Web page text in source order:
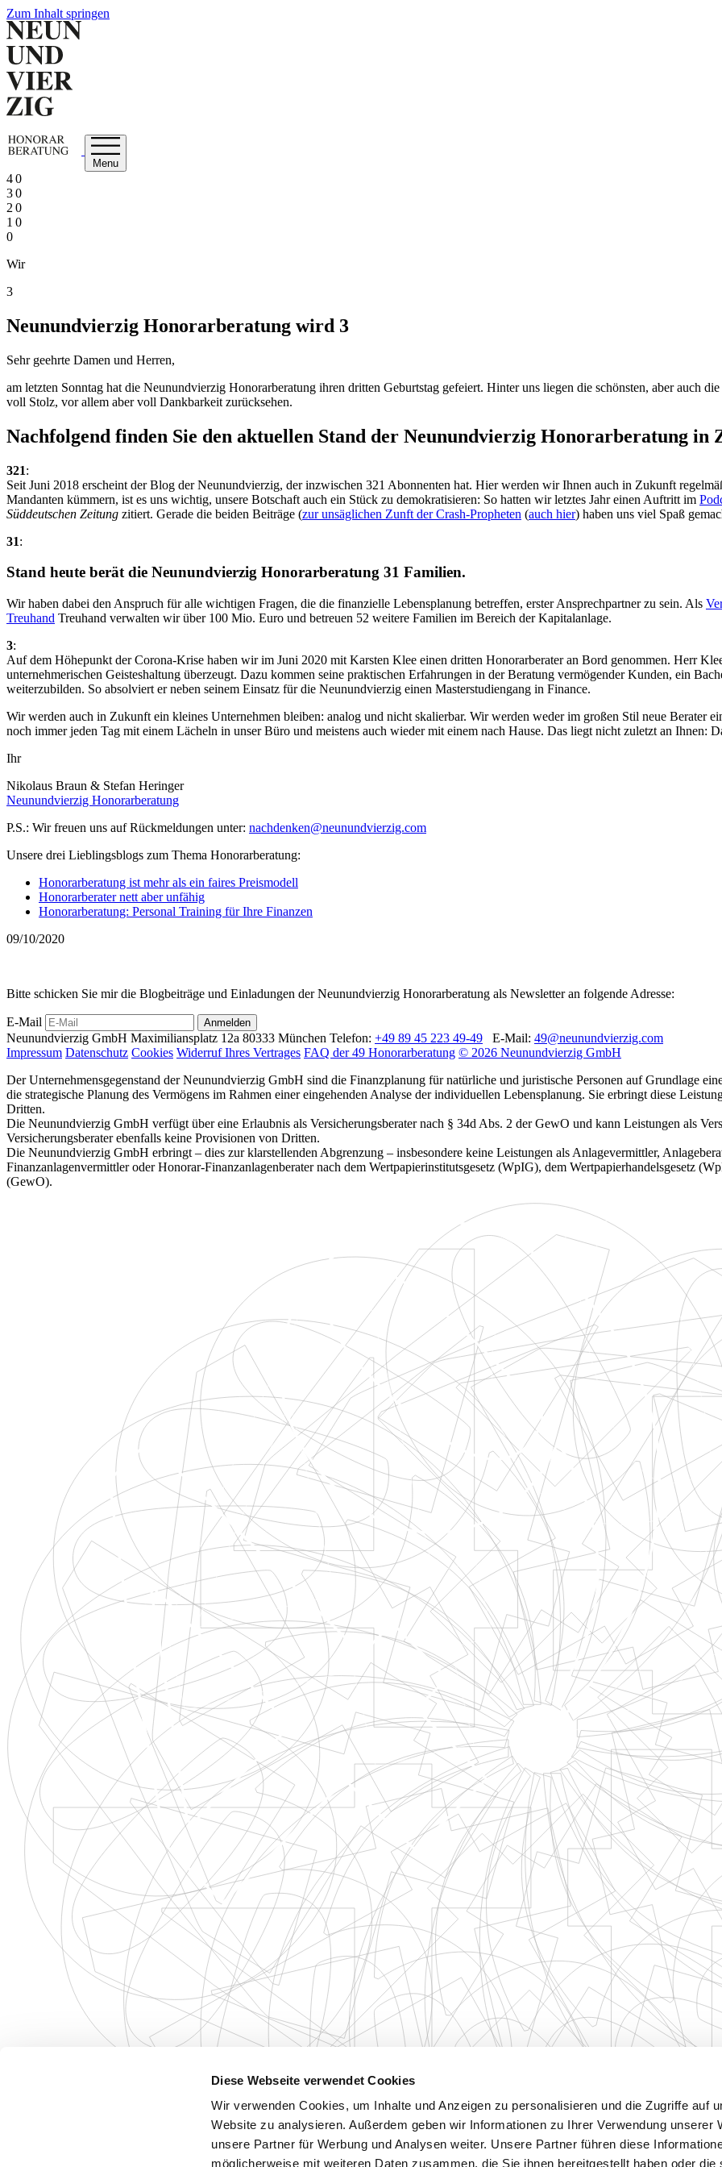
Diese Webseite verwendet Cookies
Wir verwenden Cookies, um Inhalte und Anzeigen zu personalisieren und die Zugriffe auf
Website zu analysieren. Außerdem geben wir Informationen zu Ihrer Verwendung unserer
unsere Partner für Werbung und Analysen weiter. Unsere Partner führen diese
möglicherweise mit weiteren Daten zusammen, die Sie ihnen bereitgestellt haben oder die
Zum Inhalt springen
Menu
4 0
3 0
2 0
1 0
0
Wir
3
Neunundvierzig Honorarberatung wird 3
Sehr geehrte Damen und Herren,
am letzten Sonntag hat die Neunundvierzig Honorarberatung ihren dritten Geburtstag gefeiert. Hinter uns liegen die schönsten, aber auch
voll Stolz, vor allem aber voll Dankbarkeit zurücksehen.
Nachfolgend finden Sie den aktuellen Stand der Neunundvierzig Honorarberatung in
321:
Seit Juni 2018 erscheint der Blog der Neunundvierzig, der inzwischen 321 Abonnenten hat. Hier werden wir Ihnen auch in Zukunft
Mandanten kümmern, ist es uns wichtig, unsere Botschaft auch ein Stück zu demokratisieren: So hatten wir letztes Jahr einen Auftritt im
Süddeutschen Zeitung zitiert. Gerade die beiden Beiträge (zur unsäglichen Zunft der Crash-Propheten (auch hier) haben uns viel Spaß
31:
Stand heute berät die Neunundvierzig Honorarberatung 31 Familien.
Wir haben dabei den Anspruch für alle wichtigen Fragen, die die finanzielle Lebensplanung betreffen, erster Ansprechpartner zu sein. Als
Treuhand Treuhand verwalten wir über 100 Mio. Euro und betreuen 52 weitere Familien im Bereich der Kapitalanlage.
3:
Auf dem Höhepunkt der Corona-Krise haben wir im Juni 2020 mit Karsten Klee einen dritten Honorarberater an Bord genommen. Herr
unternehmerischen Geisteshaltung überzeugt. Dazu kommen seine praktischen Erfahrungen in der Beratung vermögender Kunden, ein
weiterzubilden. So absolviert er neben seinem Einsatz für die Neunundvierzig einen Masterstudiengang in Finance.
Wir werden auch in Zukunft ein kleines Unternehmen bleiben: analog und nicht skalierbar. Wir werden weder im großen Stil neue Berater
noch immer jeden Tag mit einem Lächeln in unser Büro und meistens auch wieder mit einem nach Hause. Das liegt nicht zuletzt an Ihnen:
Ihr
Nikolaus Braun & Stefan Heringer
Neunundvierzig Honorarberatung
P.S.: Wir freuen uns auf Rückmeldungen unter: nachdenken@neunundvierzig.com
Unsere drei Lieblingsblogs zum Thema Honorarberatung:
Honorarberatung ist mehr als ein faires Preismodell
Honorarberater nett aber unfähig
Honorarberatung: Personal Training für Ihre Finanzen
09/10/2020
Bitte schicken Sie mir die Blogbeiträge und Einladungen der Neunundvierzig Honorarberatung als Newsletter an folgende Adresse:
E-Mail Anmelden
Neunundvierzig GmbH Maximiliansplatz 12a 80333 München Telefon: +49 89 45 223 49-49 E-Mail: 49@neunundvierzig.com
Impressum Datenschutz Cookies Widerruf Ihres Vertrages FAQ der 49 Honorarberatung © 2026 Neunundvierzig GmbH
Der Unternehmensgegenstand der Neunundvierzig GmbH sind die Finanzplanung für natürliche und juristische Personen auf Grundlage
die strategische Planung des Vermögens im Rahmen einer eingehenden Analyse der individuellen Lebensplanung. Sie erbringt diese
Dritten.
Die Neunundvierzig GmbH verfügt über eine Erlaubnis als Versicherungsberater nach § 34d Abs. 2 der GewO und kann Leistungen als
Versicherungsberater ebenfalls keine Provisionen von Dritten.
Die Neunundvierzig GmbH erbringt – dies zur klarstellenden Abgrenzung – insbesondere keine Leistungen als Anlagevermittler,
Finanzanlagenvermittler oder Honorar-Finanzanlagenberater nach dem Wertpapierinstitutsgesetz (WpIG), dem Wertpapierhandelsgesetz
(GewO).